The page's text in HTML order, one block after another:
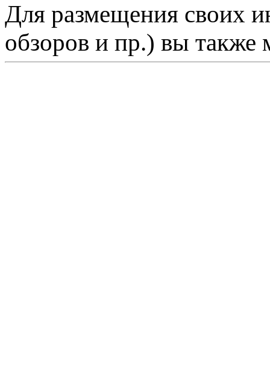
Для размещения своих
обзоров и пр.) вы также